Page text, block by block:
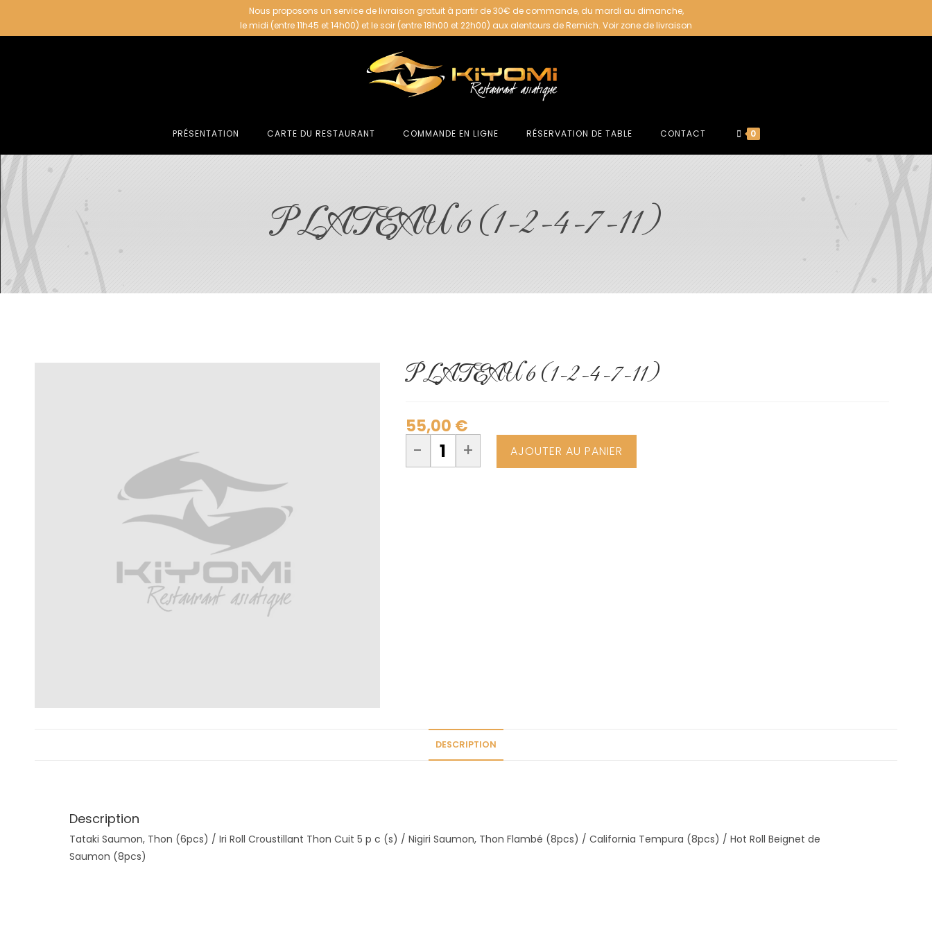
Nous proposons un service de livraison gratuit à partir de 30€ de commande, du mardi au dimanche,
le midi (entre 11h45 et 14h00) et le soir (entre 18h00 et 22h00) aux alentours de Remich. Voir zone de livraison
PRÉSENTATION CARTE DU RESTAURANT COMMANDE EN LIGNE RÉSERVATION DE TABLE CONTACT 0
PLATEAU 6 (1-2-4-7-11)
PLATEAU 6 (1-2-4-7-11)
55,00 €
- + AJOUTER AU PANIER
DESCRIPTION
Description
Tataki Saumon, Thon (6pcs) / Iri Roll Croustillant Thon Cuit 5 p c (s) / Nigiri Saumon, Thon Flambé (8pcs) / California Tempura (8pcs) / Hot Roll Beignet de
Saumon (8pcs)